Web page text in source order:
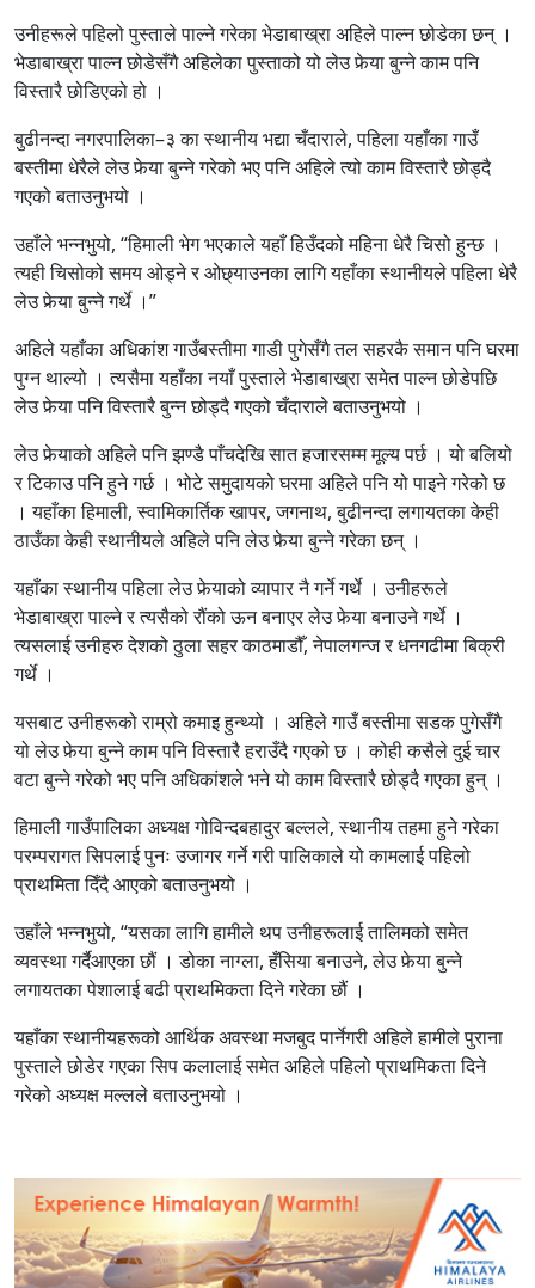
उनीहरूले पहिलो पुस्ताले पाल्ने गरेका भेडाबाख्रा अहिले पाल्न छोडेका छन् ।
भेडाबाख्रा पाल्न छोडेसँगै अहिलेका पुस्ताको यो लेउ फेर्‍या बुन्ने काम पनि
विस्तारै छोडिएको हो ।
बुढीनन्दा नगरपालिका–३ का स्थानीय भद्या चँदाराले, पहिला यहाँका गाउँ
बस्तीमा धेरैले लेउ फेर्‍या बुन्ने गरेको भए पनि अहिले त्यो काम विस्तारै छोड्दै
गएको बताउनुभयो ।
उहाँले भन्नभुयो, “हिमाली भेग भएकाले यहाँ हिउँदको महिना धेरै चिसो हुन्छ ।
त्यही चिसोको समय ओड्ने र ओछ्याउनका लागि यहाँका स्थानीयले पहिला धेरै
लेउ फेर्‍या बुन्ने गर्थे ।”
अहिले यहाँका अधिकांश गाउँबस्तीमा गाडी पुगेसँगै तल सहरकै समान पनि घरमा
पुग्न थाल्यो । त्यसैमा यहाँका नयाँ पुस्ताले भेडाबाख्रा समेत पाल्न छोडेपछि
लेउ फेर्‍या पनि विस्तारै बुन्न छोड्दै गएको चँदाराले बताउनुभयो ।
लेउ फेर्‍याको अहिले पनि झण्डै पाँचदेखि सात हजारसम्म मूल्य पर्छ । यो बलियो
र टिकाउ पनि हुने गर्छ । भोटे समुदायको घरमा अहिले पनि यो पाइने गरेको छ
। यहाँका हिमाली, स्वामिकार्तिक खापर, जगनाथ, बुढीनन्दा लगायतका केही
ठाउँका केही स्थानीयले अहिले पनि लेउ फेर्‍या बुन्ने गरेका छन् ।
यहाँका स्थानीय पहिला लेउ फेर्‍याको व्यापार नै गर्ने गर्थे । उनीहरूले
भेडाबाख्रा पाल्ने र त्यसैको रौंको ऊन बनाएर लेउ फेर्‍या बनाउने गर्थे ।
त्यसलाई उनीहरु देशको ठुला सहर काठमाडौँ, नेपालगन्ज र धनगढीमा बिक्री
गर्थे ।
यसबाट उनीहरूको राम्रो कमाइ हुन्थ्यो । अहिले गाउँ बस्तीमा सडक पुगेसँगै
यो लेउ फेर्‍या बुन्ने काम पनि विस्तारै हराउँदै गएको छ । कोही कसैले दुई चार
वटा बुन्ने गरेको भए पनि अधिकांशले भने यो काम विस्तारै छोड्दै गएका हुन् ।
हिमाली गाउँपालिका अध्यक्ष गोविन्दबहादुर बल्लले, स्थानीय तहमा हुने गरेका
परम्परागत सिपलाई पुनः उजागर गर्ने गरी पालिकाले यो कामलाई पहिलो
प्राथमिता दिँदै आएको बताउनुभयो ।
उहाँले भन्नभुयो, “यसका लागि हामीले थप उनीहरूलाई तालिमको समेत
व्यवस्था गर्दैआएका छौं । डोका नाग्ला, हँसिया बनाउने, लेउ फेर्‍या बुन्ने
लगायतका पेशालाई बढी प्राथमिकता दिने गरेका छौं ।
यहाँका स्थानीयहरूको आर्थिक अवस्था मजबुद पार्नेगरी अहिले हामीले पुराना
पुस्ताले छोडेर गएका सिप कलालाई समेत अहिले पहिलो प्राथमिकता दिने
गरेको अध्यक्ष मल्लले बताउनुभयो ।